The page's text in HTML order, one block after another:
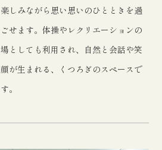
楽しみながら思い思いのひとときを過
ごせます。体操やレクリエーションの
場としても利用され、自然と会話や笑
顔が生まれる、くつろぎのスペースで
す。